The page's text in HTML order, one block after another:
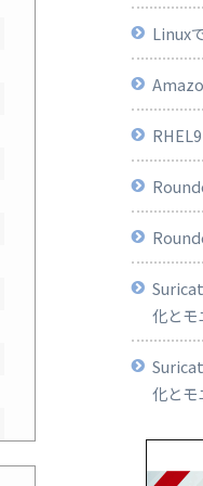
Linux
化と
化と